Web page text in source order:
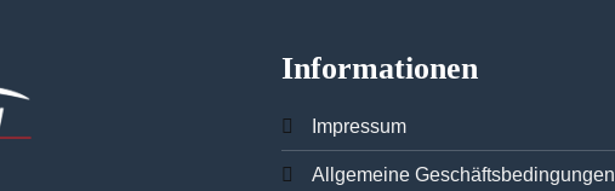
Informationen
Impressum
Allgemeine Geschäftsbedingungen